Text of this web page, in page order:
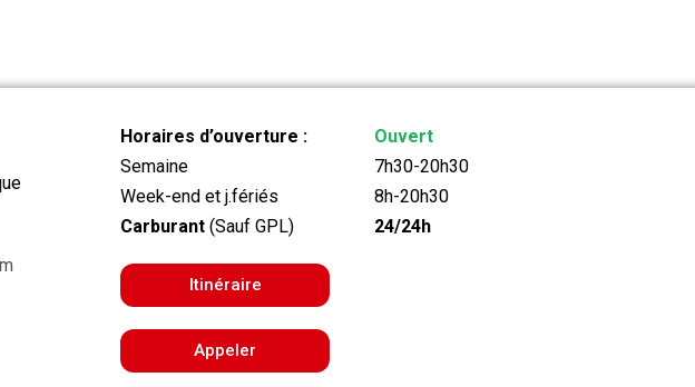
Horaires d’ouverture :
Semaine
Week-end et j.fériés
Carburant (Sauf GPL)
Itinéraire
Appeler
Ouvert
7h30-20h30
8h-20h30
24/24h